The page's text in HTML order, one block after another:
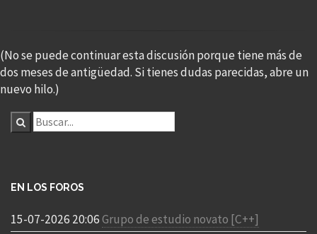
(No se puede continuar esta discusión porque tiene más de
dos meses de antigüedad. Si tienes dudas parecidas, abre un
nuevo hilo.)
EN LOS FOROS
15-07-2026 20:06Grupo de estudio novato [C++]